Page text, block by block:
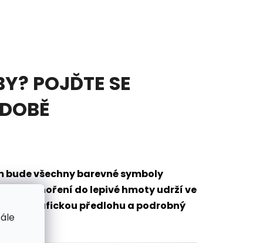
POJĎTE SE
všechny barevné symboly
po ponoření do lepivé hmoty udrží ve
grafickou předlohu a podrobný